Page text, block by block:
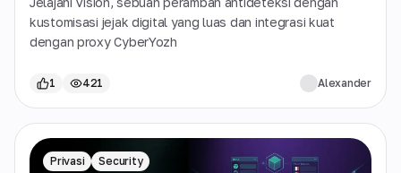
kustomisasi jejak digital yang luas dan integrasi kuat
dengan proxy CyberYozh
1 421 Alexander
Privasi Security